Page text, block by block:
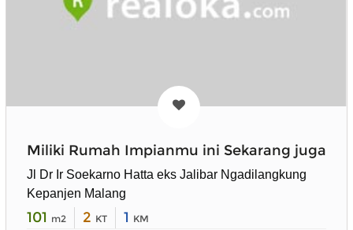
Miliki Rumah Impianmu ini Sekarang juga
Jl Dr Ir Soekarno Hatta eks Jalibar Ngadilangkung
Kepanjen Malang
101 m2 2 KT 1 KM